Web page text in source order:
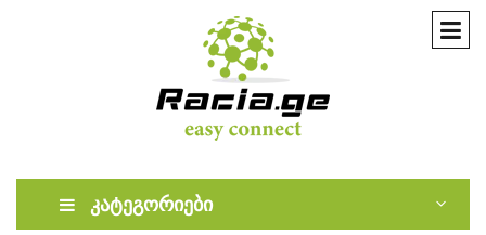
კატეგორიები